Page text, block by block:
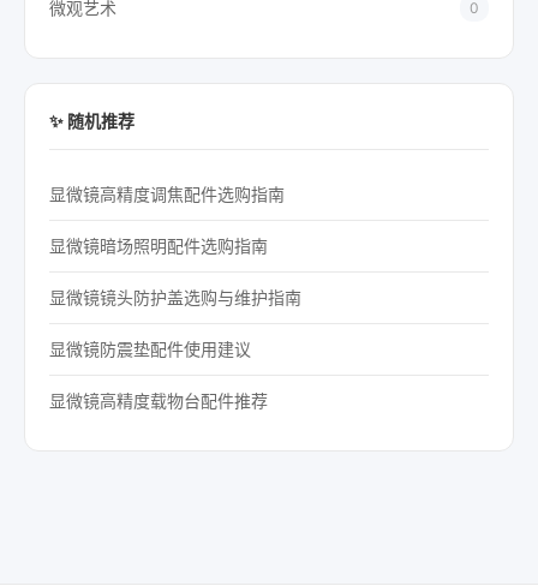
微观艺术 0
✨ 随机推荐
显微镜高精度调焦配件选购指南
显微镜暗场照明配件选购指南
显微镜镜头防护盖选购与维护指南
显微镜防震垫配件使用建议
显微镜高精度载物台配件推荐